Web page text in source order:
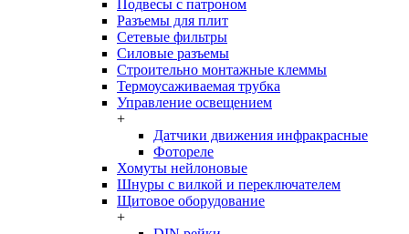
Подвесы с патроном
Разъемы для плит
Сетевые фильтры
Силовые разъемы
Строительно монтажные клеммы
Термоусаживаемая трубка
Управление освещением
+
Датчики движения инфракрасные
Фотореле
Хомуты нейлоновые
Шнуры с вилкой и переключателем
Щитовое оборудование
+